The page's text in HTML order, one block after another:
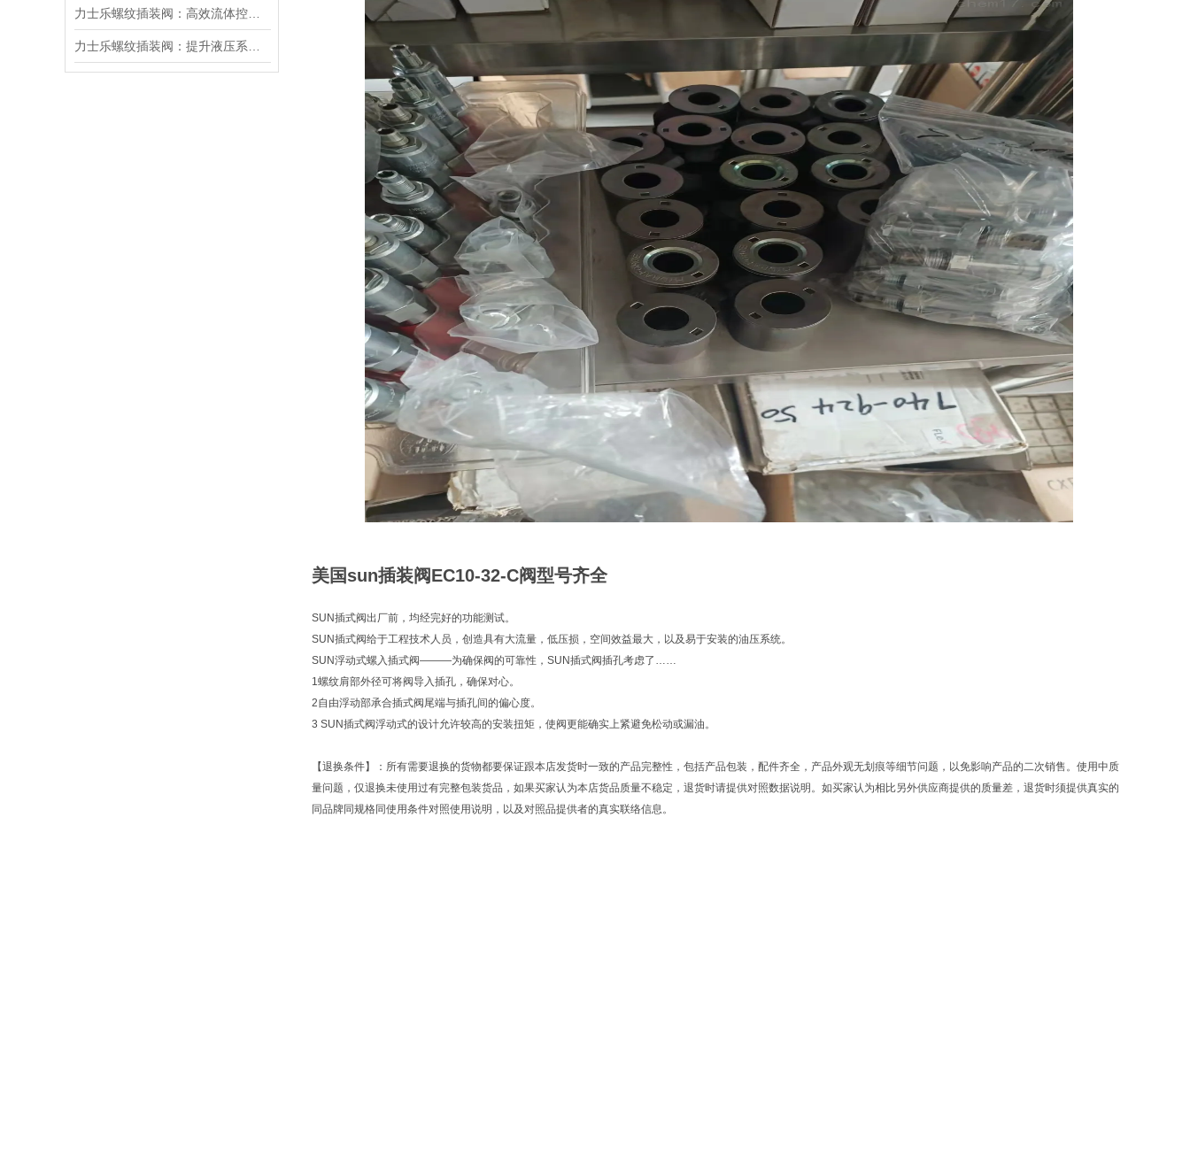
美国sun插装阀EC10-32-C阀型号齐全
SUN插式阀出厂前，均经完好的功能测试。
SUN插式阀给于工程技术人员，创造具有大流量，低压损，空间效益最大，以及易于安装的油压系统。
SUN浮动式螺入插式阀———为确保阀的可靠性，SUN插式阀插孔考虑了……
1螺纹肩部外径可将阀导入插孔，确保对心。
2自由浮动部承合插式阀尾端与插孔间的偏心度。
3 SUN插式阀浮动式的设计允许较高的安装扭矩，使阀更能确实上紧避免松动或漏油。
【退换条件】：所有需要退换的货物都要保证跟本店发货时一致的产品完整性，包括产品包装，配件齐全，产品外观无划痕等细节问题，以免影响产品的二次销售。使用中质
量问题，仅退换未使用过有完整包装货品，如果买家认为本店货品质量不稳定，退货时请提供对照数据说明。如买家认为相比另外供应商提供的质量差，退货时须提供真实的
同品牌同规格同使用条件对照使用说明，以及对照品提供者的真实联络信息。